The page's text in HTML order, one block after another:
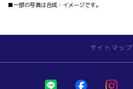
■一部の写真は合成・イメージです。
サイトマップ